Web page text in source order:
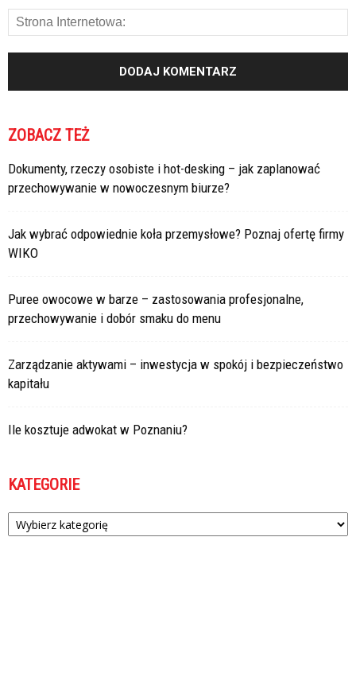
ZOBACZ TEŻ
Dokumenty, rzeczy osobiste i hot-desking – jak zaplanować
przechowywanie w nowoczesnym biurze?
Jak wybrać odpowiednie koła przemysłowe? Poznaj ofertę firmy
WIKO
Puree owocowe w barze – zastosowania profesjonalne,
przechowywanie i dobór smaku do menu
Zarządzanie aktywami – inwestycja w spokój i bezpieczeństwo
kapitału
Ile kosztuje adwokat w Poznaniu?
KATEGORIE
Kategorie